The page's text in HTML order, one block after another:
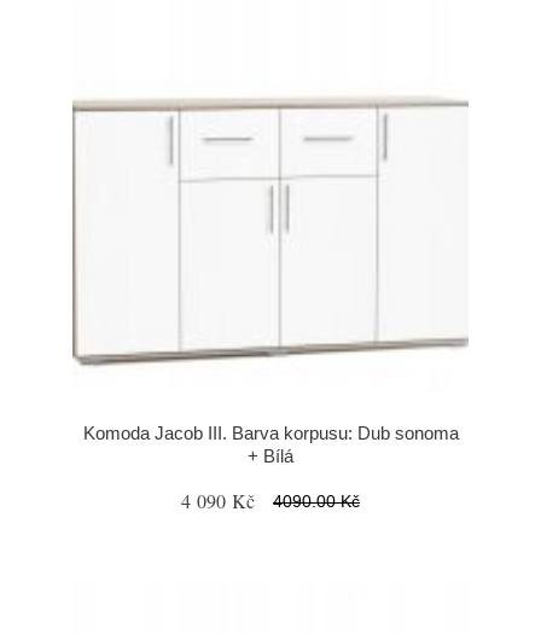
Komoda Jacob III. Barva korpusu: Dub sonoma
+ Bílá
4 090 Kč 4090.00 Kč